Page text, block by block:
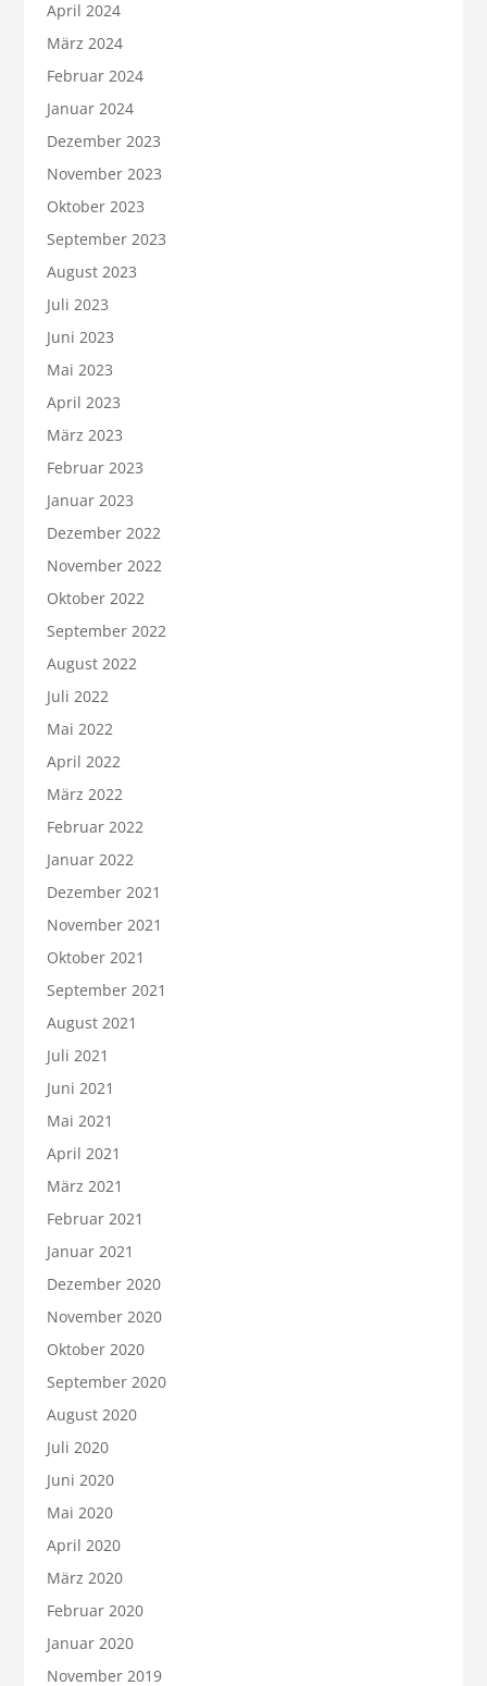
April 2024
März 2024
Februar 2024
Januar 2024
Dezember 2023
November 2023
Oktober 2023
September 2023
August 2023
Juli 2023
Juni 2023
Mai 2023
April 2023
März 2023
Februar 2023
Januar 2023
Dezember 2022
November 2022
Oktober 2022
September 2022
August 2022
Juli 2022
Mai 2022
April 2022
März 2022
Februar 2022
Januar 2022
Dezember 2021
November 2021
Oktober 2021
September 2021
August 2021
Juli 2021
Juni 2021
Mai 2021
April 2021
März 2021
Februar 2021
Januar 2021
Dezember 2020
November 2020
Oktober 2020
September 2020
August 2020
Juli 2020
Juni 2020
Mai 2020
April 2020
März 2020
Februar 2020
Januar 2020
November 2019